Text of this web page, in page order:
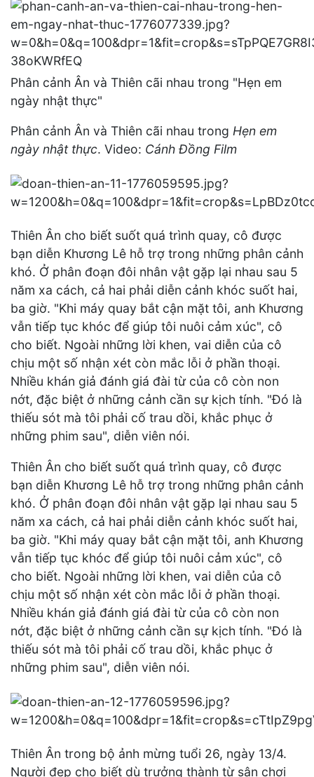
Phân cảnh Ân và Thiên cãi nhau trong "Hẹn em
ngày nhật thực"
Phân cảnh Ân và Thiên cãi nhau trong Hẹn em
ngày nhật thực. Video: Cánh Đồng Film
Thiên Ân cho biết suốt quá trình quay, cô được
bạn diễn Khương Lê hỗ trợ trong những phân cảnh
khó. Ở phân đoạn đôi nhân vật gặp lại nhau sau 5
năm xa cách, cả hai phải diễn cảnh khóc suốt hai,
ba giờ. "Khi máy quay bắt cận mặt tôi, anh Khương
vẫn tiếp tục khóc để giúp tôi nuôi cảm xúc", cô
cho biết. Ngoài những lời khen, vai diễn của cô
chịu một số nhận xét còn mắc lỗi ở phần thoại.
Nhiều khán giả đánh giá đài từ của cô còn non
nớt, đặc biệt ở những cảnh cần sự kịch tính. "Đó là
thiếu sót mà tôi phải cố trau dồi, khắc phục ở
những phim sau", diễn viên nói.
Thiên Ân cho biết suốt quá trình quay, cô được
bạn diễn Khương Lê hỗ trợ trong những phân cảnh
khó. Ở phân đoạn đôi nhân vật gặp lại nhau sau 5
năm xa cách, cả hai phải diễn cảnh khóc suốt hai,
ba giờ. "Khi máy quay bắt cận mặt tôi, anh Khương
vẫn tiếp tục khóc để giúp tôi nuôi cảm xúc", cô
cho biết. Ngoài những lời khen, vai diễn của cô
chịu một số nhận xét còn mắc lỗi ở phần thoại.
Nhiều khán giả đánh giá đài từ của cô còn non
nớt, đặc biệt ở những cảnh cần sự kịch tính. "Đó là
thiếu sót mà tôi phải cố trau dồi, khắc phục ở
những phim sau", diễn viên nói.
Thiên Ân trong bộ ảnh mừng tuổi 26, ngày 13/4.
Người đẹp cho biết dù trưởng thành từ sân chơi